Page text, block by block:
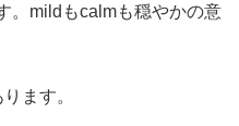
。mildもcalmも穏やかの意
ます。